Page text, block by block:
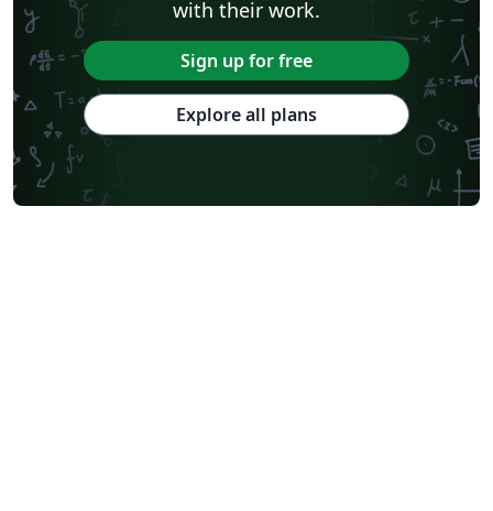
with their work.
Sign up for free
Explore all plans